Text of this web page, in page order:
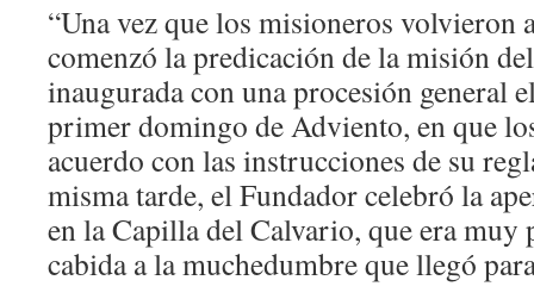
“Una vez que los misioneros volvieron
comenzó la predicación de la misión
inaugurada con una procesión general
primer domingo de Adviento, en que
acuerdo con las instrucciones de su
misma tarde, el Fundador celebró la
en la Capilla del Calvario, que era muy
cabida a la muchedumbre que llegó